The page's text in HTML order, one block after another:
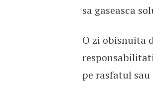
sa gaseasca
O zi obisnuita
pe rasfatul